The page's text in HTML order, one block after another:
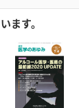
ます。